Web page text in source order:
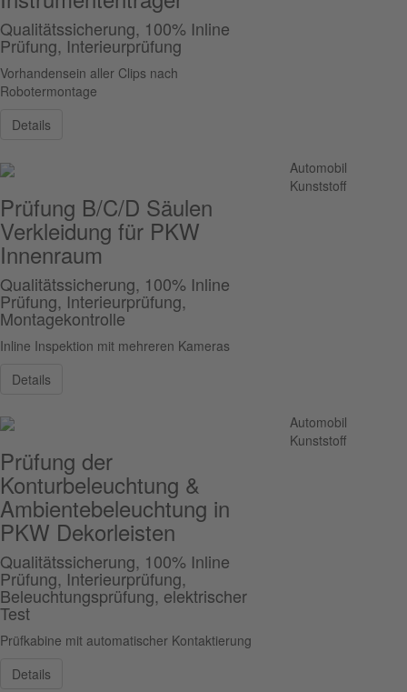
Qualitätssicherung, 100% Inline
Prüfung, Interieurprüfung
Vorhandensein aller Clips nach
Robotermontage
Details
Prüfung B/C/D Säulen
Verkleidung für PKW
Innenraum
Qualitätssicherung, 100% Inline
Prüfung, Interieurprüfung,
Montagekontrolle
Inline Inspektion mit mehreren Kameras
Details
Automobil
Kunststoff
Prüfung der
Konturbeleuchtung &
Ambientebeleuchtung in
PKW Dekorleisten
Qualitätssicherung, 100% Inline
Prüfung, Interieurprüfung,
Beleuchtungsprüfung, elektrischer
Test
Prüfkabine mit automatischer Kontaktierung
Details
Automobil
Kunststoff